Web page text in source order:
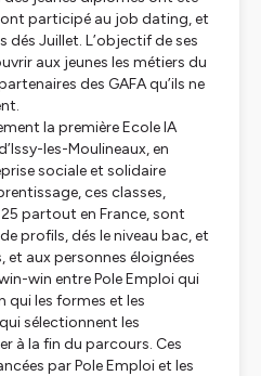
participé au job dating, et
Juillet. L’objectif de ses
aux jeunes les métiers du
des GAFA qu’ils ne
la première Ecole IA
les-Moulineaux, en
sociale et solidaire
ces classes,
partout en France, sont
profils, dés le niveau bac, et
et aux personnes éloignées
win entre Pole Emploi qui
qui les formes et les
sélectionnent les
à la fin du parcours. Ces
par Pole Emploi et les